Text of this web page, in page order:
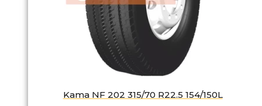
Kama NF 202 315/70 R22.5 154/150L